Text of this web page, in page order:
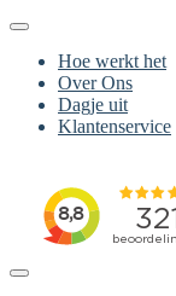
Hoe werkt het
Over Ons
Dagje uit
Klantenservice